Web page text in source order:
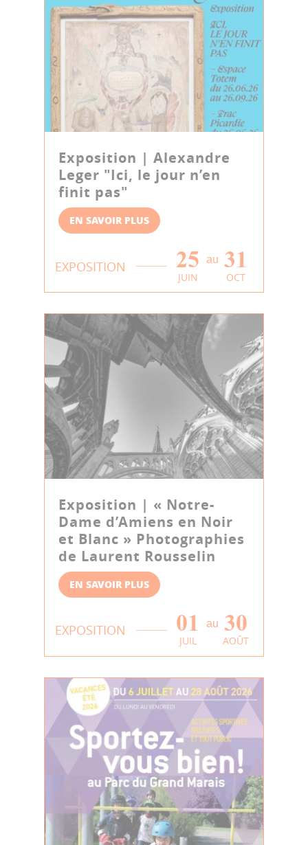
Exposition | Alexandre
Leger "Ici, le jour n’en
finit pas"
EN SAVOIR PLUS
EXPOSITION 25
JUIN
au 31
OCT
Exposition | « Notre-
Dame d’Amiens en Noir
et Blanc » Photographies
de Laurent Rousselin
EN SAVOIR PLUS
EXPOSITION 01
JUIL
au 30
AOÛT